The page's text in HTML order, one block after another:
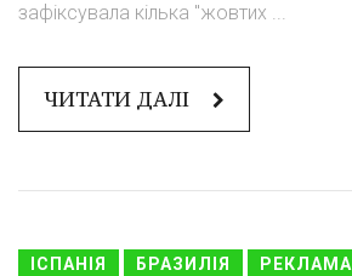
зафіксувала кілька "жовтих ...
ЧИТАТИ ДАЛІ
ІСПАНІЯ БРАЗИЛІЯ РЕКЛАМА